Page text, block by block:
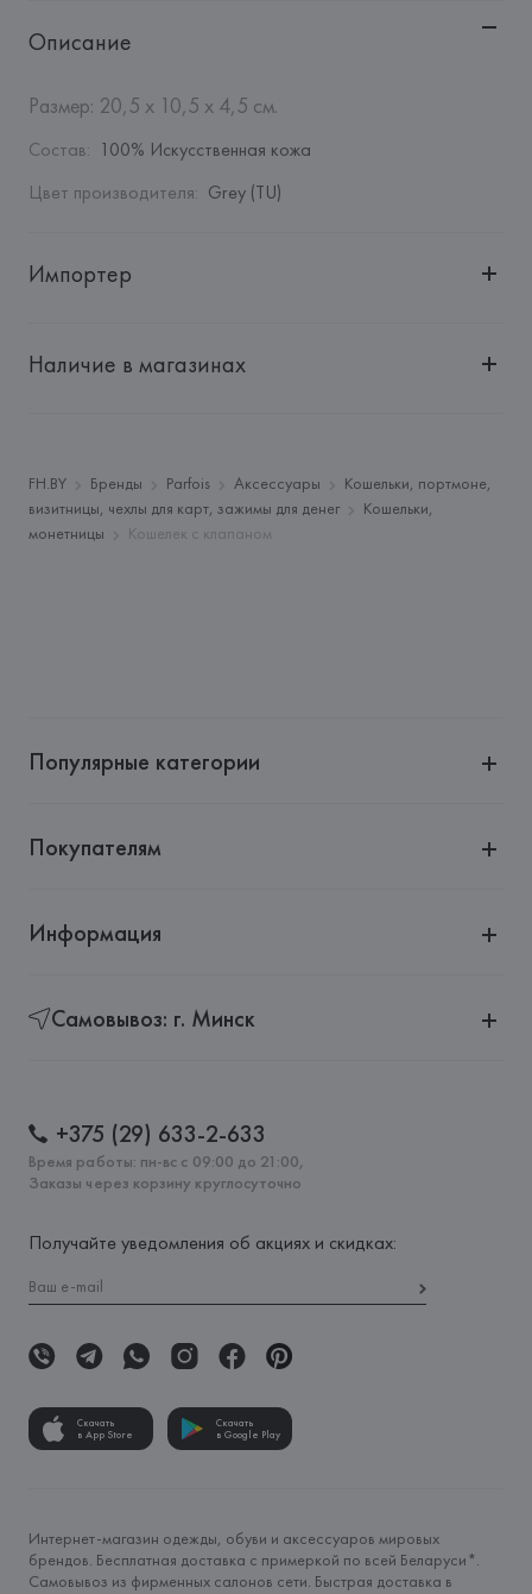
Описание
Размер: 20,5 x 10,5 x 4,5 см.
Состав: 100% Искусственная кожа
Цвет производителя: Grey (TU)
Импортер
"БелВиринея"
Адрес:
ПОРТУГАЛИЯ, Barata & Ramilo, S.A., Rua do Sistelo,
Lugar de Santegãos. 4435-429 Rio Tinto,
Страна происхождения товара:
Наличие в магазинах
FH.BY Бренды Parfois Аксессуары
Кошельки, портмоне,
визитницы, чехлы для карт, зажимы для денег
Кошельки,
монетницы
Кошелек с клапаном
Популярные категории
Покупателям
Информация
Самовывоз: г. Минск
+375 (29) 633-2-633
Время работы: пн-вс с 09:00 до 21:00,
Заказы через корзину круглосуточно
Получайте уведомления об акциях и скидках:
Скачать
в App Store
Скачать
в Google Play
Интернет-магазин одежды, обуви и аксессуаров мировых
брендов. Бесплатная доставка с примеркой по всей Беларуси*.
Самовывоз из фирменных салонов сети. Быстрая доставка в